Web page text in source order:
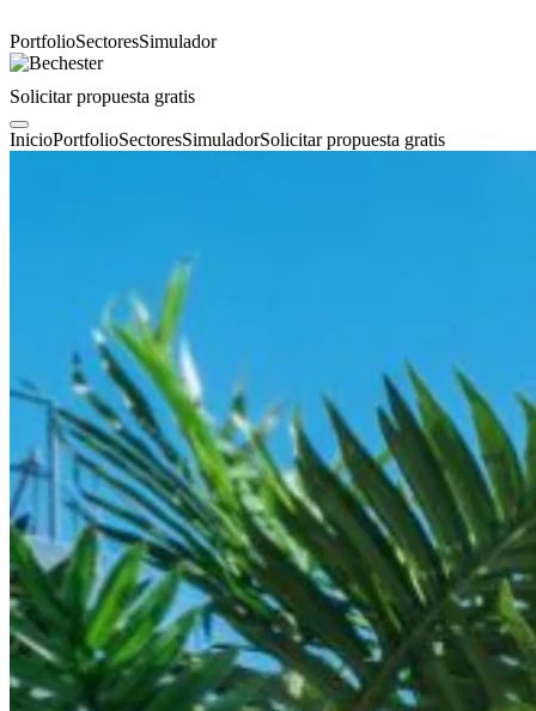
PortfolioSectoresSimulador
Solicitar propuesta gratis
InicioPortfolioSectoresSimuladorSolicitar propuesta gratis